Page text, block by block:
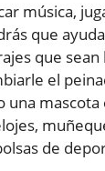
música,
que
que sean
el
una mascota
de